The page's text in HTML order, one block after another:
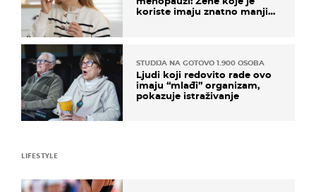
koriste imaju znatno manji
STUDIJA NA GOTOVO 1.900 OSOBA
Ljudi koji redovito rade ovo
imaju “mlađi” organizam,
pokazuje istraživanje
LIFESTYLE